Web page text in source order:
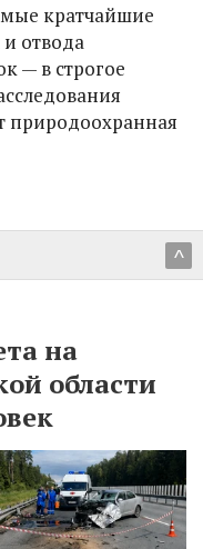
кратчайшие
отвода
— в строгое
природоохранная
^
на
области